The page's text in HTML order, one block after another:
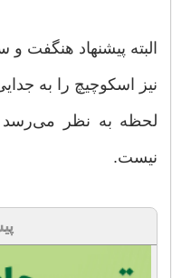
البته پیشنهاد هنگفت و
نیز اسکوچیچ را به
لحظه به نظر می‌رسد
نیست.